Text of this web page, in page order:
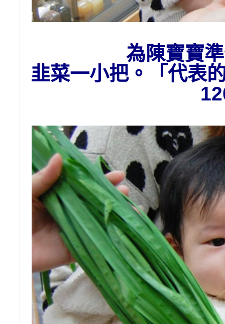
為陳寶寶
韭菜一小把。「代表